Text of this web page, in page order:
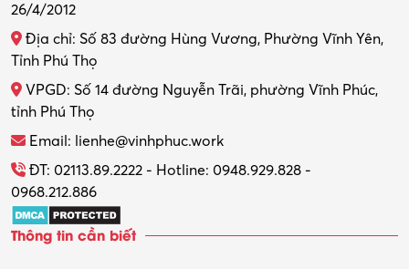
Thiết kế nội thất
Thợ máy – Ô tô – Xe máy
Thực tập
Tổ chức sự kiện – Quà tặng
Trợ lý
Tư vấn
26/4/2012
Địa chỉ: Số 83 đường Hùng Vương, Phường Vĩnh Yên,
Tỉnh Phú Thọ
VPGD: Số 14 đường Nguyễn Trãi, phường Vĩnh Phúc,
tỉnh Phú Thọ
Email: lienhe@vinhphuc.work
ĐT: 02113.89.2222 - Hotline: 0948.929.828 -
0968.212.886
Thông tin cần biết